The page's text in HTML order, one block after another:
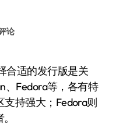
论
、Fedora等，各有特
支持强大；Fedora则